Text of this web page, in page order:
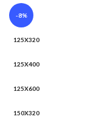
-8%
125X320
125X400
125X600
150X320